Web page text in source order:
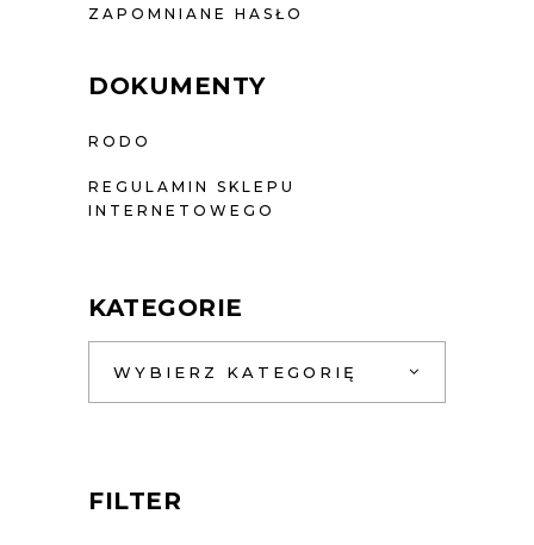
ZAPOMNIANE HASŁO
DOKUMENTY
RODO
REGULAMIN SKLEPU
INTERNETOWEGO
KATEGORIE
WYBIERZ KATEGORIĘ
FILTER